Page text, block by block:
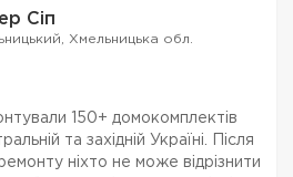
Сіп
Хмельницька обл.
150+ домокомплектів
та західній Україні. Після
ніхто не може відрізнити